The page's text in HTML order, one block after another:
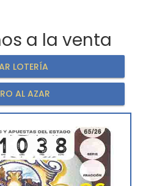
a la venta
LOTERÍA
AL AZAR